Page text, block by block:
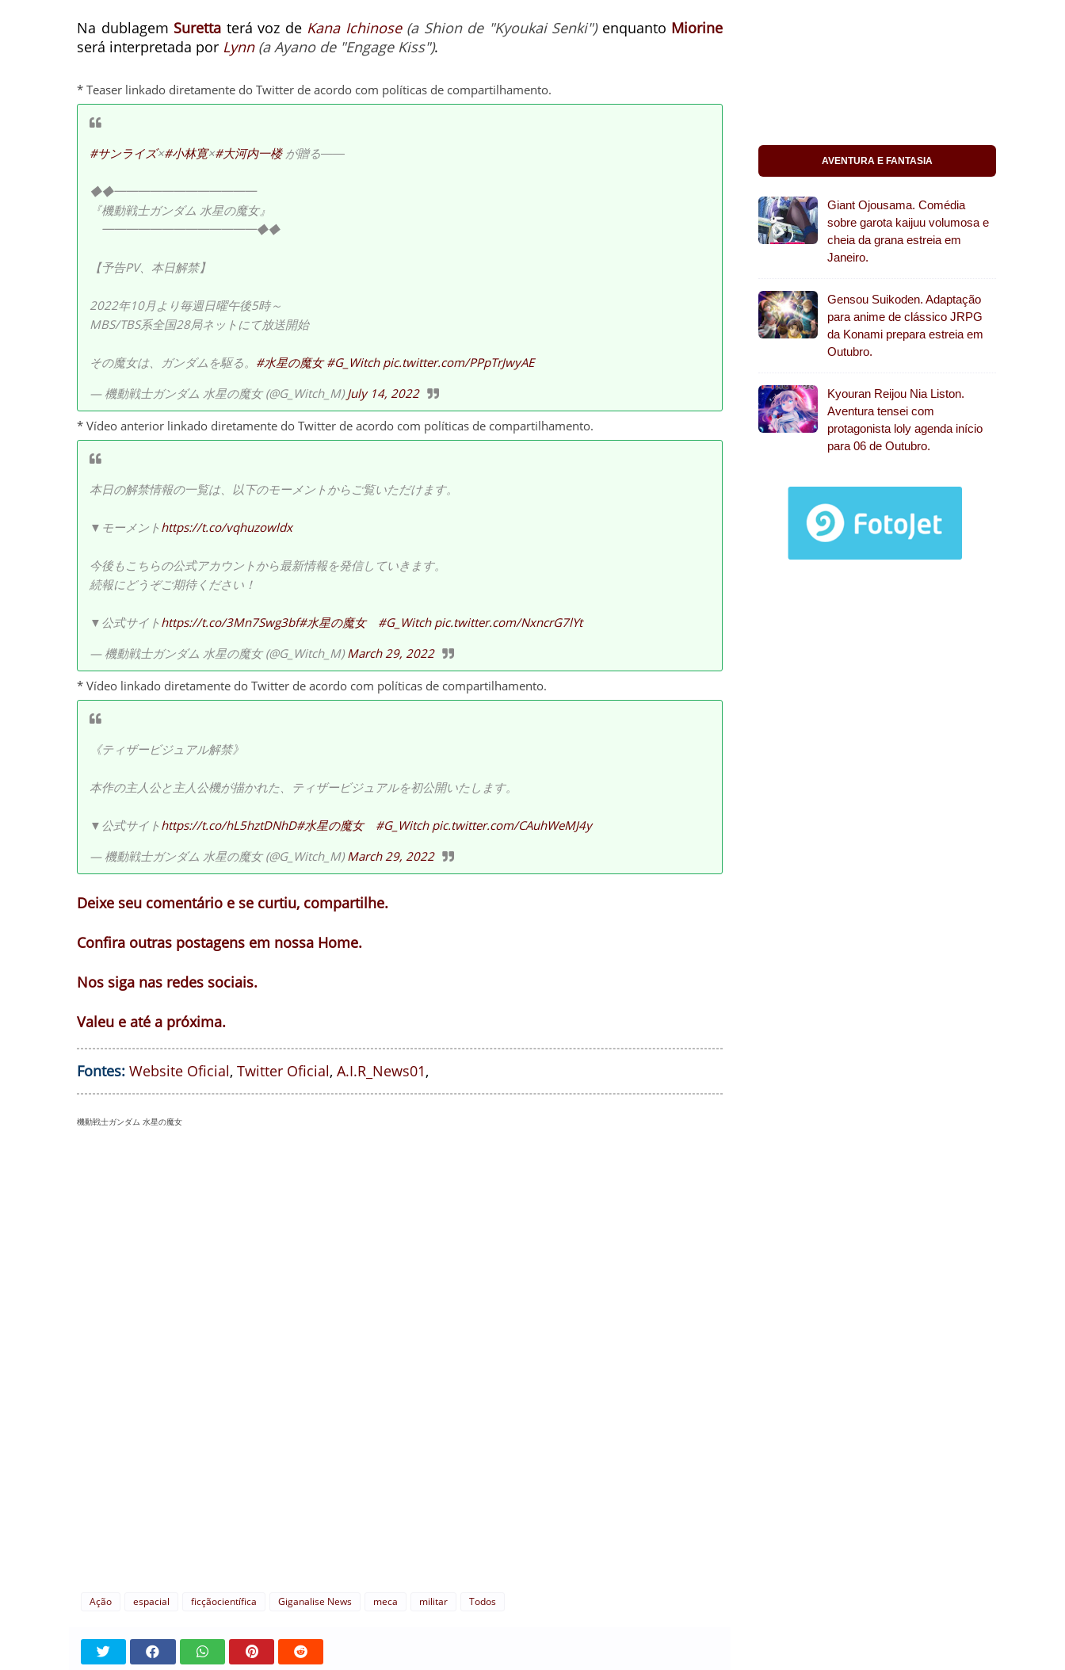
Na dublagem Suretta terá voz de Kana Ichinose (a Shion de "Kyoukai Senki")enquanto Miorine
será interpretada por Lynn (a Ayano de "Engage Kiss").
* Teaser linkado diretamente do Twitter de acordo com políticas de compartilhamento.
#サンライズ×#小林寛×#大河内一楼が贈る――
◆◆━━━━━━━━━━━━
『機動戦士ガンダム 水星の魔女』
━━━━━━━━━━━━━◆◆
【予告PV、本日解禁】
2022年10月より毎週日曜午後5時～
MBS/TBS系全国28局ネットにて放送開始
その魔女は、ガンダムを駆る。 #水星の魔女 #G_Witch pic.twitter.com/PPpTrJwyAE
— 機動戦士ガンダム 水星の魔女 (@G_Witch_M)July 14, 2022
* Vídeo anterior linkado diretamente do Twitter de acordo com políticas de compartilhamento.
本日の解禁情報の一覧は、以下のモーメントからご覧いただけます。
▼モーメント https://t.co/vqhuzowldx
今後もこちらの公式アカウントから最新情報を発信していきます。
続報にどうぞご期待ください！
▼公式サイト https://t.co/3Mn7Swg3bf#水星の魔女 #G_Witch pic.twitter.com/NxncrG7lYt
— 機動戦士ガンダム 水星の魔女 (@G_Witch_M)March 29, 2022
* Vídeo linkado diretamente do Twitter de acordo com políticas de compartilhamento.
《ティザービジュアル解禁》
本作の主人公と主人公機が描かれた、ティザービジュアルを初公開いたします。
▼公式サイト https://t.co/hL5hztDNhD#水星の魔女 #G_Witch pic.twitter.com/CAuhWeMJ4y
— 機動戦士ガンダム 水星の魔女 (@G_Witch_M)March 29, 2022
Deixe seu comentário e se curtiu, compartilhe.
Confira outras postagens em nossa Home.
Nos siga nas redes sociais.
Valeu e até a próxima.
Fontes: Website Oficial, Twitter Oficial, A.I.R_News01,
機動戦士ガンダム 水星の魔女
Ação espacial ficçãocientífica Giganalise News meca militar Todos
AVENTURA E FANTASIA
Giant Ojousama. Comédia
sobre garota kaijuu volumosa e
cheia da grana estreia em
Janeiro.
Gensou Suikoden. Adaptação
para anime de clássico JRPG
da Konami prepara estreia em
Outubro.
Kyouran Reijou Nia Liston.
Aventura tensei com
protagonista loly agenda início
para 06 de Outubro.